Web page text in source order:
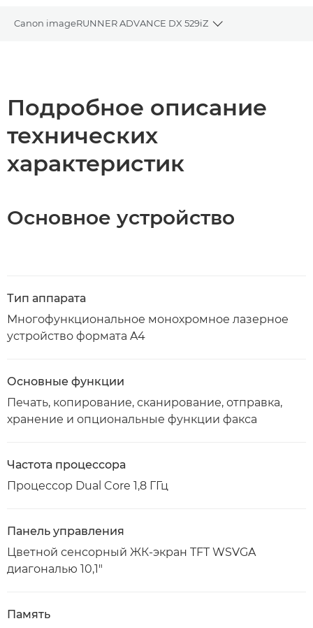
Canon imageRUNNER ADVANCE DX 529iZ
Toggle
Подробное описание
технических
характеристик
Основное устройство
Тип аппарата
Многофункциональное монохромное лазерное
устройство формата A4
Основные функции
Печать, копирование, сканирование, отправка,
хранение и опциональные функции факса
Частота процессора
Процессор Dual Core 1,8 ГГц
Панель управления
Цветной сенсорный ЖК-экран TFT WSVGA
диагональю 10,1"
Память